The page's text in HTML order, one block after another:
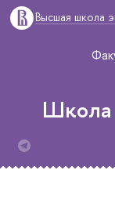
Высшая школа
Школа